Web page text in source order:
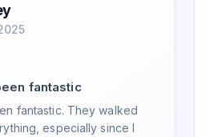
fantastic
fantastic. They walked
especially since I